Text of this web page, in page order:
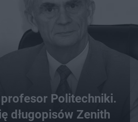
profesor Politechniki.
Stworzył serię długopisów Zenith